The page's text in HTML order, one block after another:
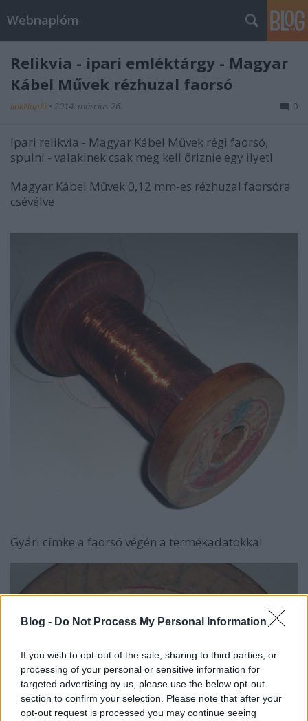
Blog - Do Not Process My Personal Information
If you wish to opt-out of the sale, sharing to third parties, or
processing of your personal or sensitive information for
targeted advertising by us, please use the below opt-out
section to confirm your selection. Please note that after your
opt-out request is processed you may continue seeing
Webnaplóm
Relikvia - ipari emléktárgy - Magyar
Kábel Művek rézhuzal faorsó
linkNapló • 2014. március 26. 0
Ipari relikvia - Magyar Kábel Művek régi faorsó,
spulni - valakinek csak meg kell őriznie egy ilyet!
Magyar Kábel Művek 0,12 mm-es rézhuzal faorsóra
csévélve
Gyári címke a faorsó végén a termékadatokkal